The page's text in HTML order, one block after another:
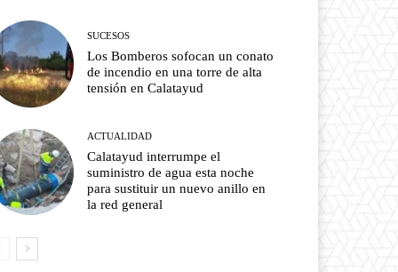
SUCESOS
Los Bomberos sofocan un conato
de incendio en una torre de alta
tensión en Calatayud
ACTUALIDAD
Calatayud interrumpe el
suministro de agua esta noche
para sustituir un nuevo anillo en
la red general